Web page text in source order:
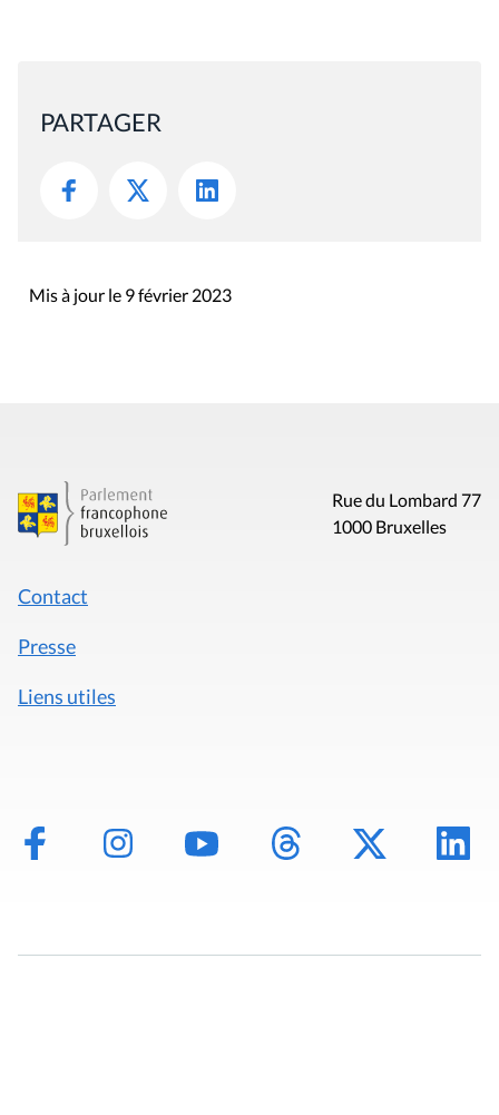
PARTAGER
Mis à jour le 9 février 2023
Rue du Lombard 77
1000 Bruxelles
Contact
Presse
Liens utiles